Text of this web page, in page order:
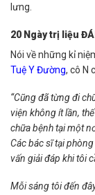
lưng.
20 Ngày trị liệu
Nói về những kỉ
Tuệ Y Đường, cô N
“Cũng đã từng đi
viện không ít lần,
chữa bệnh tại một
Các bác sĩ tại
vấn giải đáp khi tôi
Mỗi sáng tôi đến